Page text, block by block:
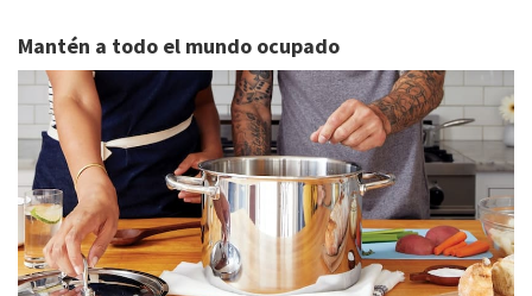
Mantén a todo el mundo ocupado